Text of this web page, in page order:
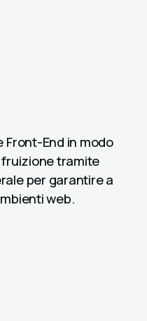
Front-End in modo
tramite
per garantire a
web.